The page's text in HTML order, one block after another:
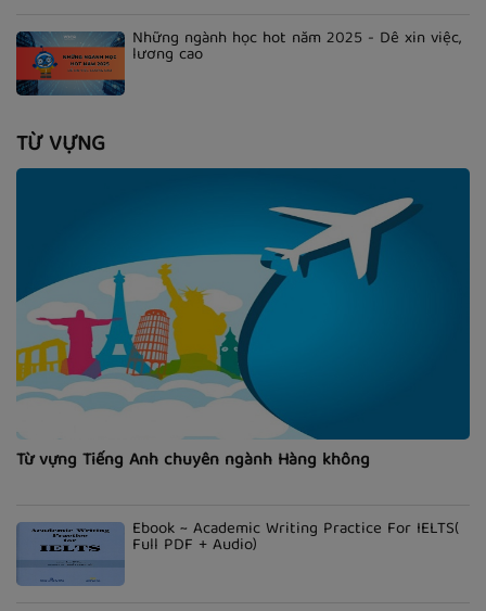
Những ngành học hot năm 2025 - Dễ xin việc,
lương cao
TỪ VỰNG
Từ vựng Tiếng Anh chuyên ngành Hàng không
Ebook ~ Academic Writing Practice For IELTS(
Full PDF + Audio)